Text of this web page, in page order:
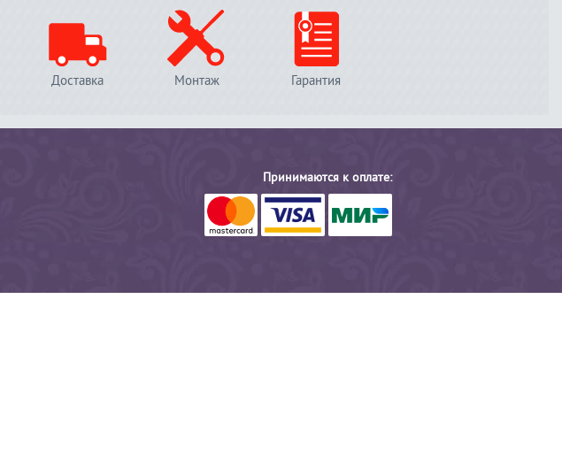
Доставка Монтаж Гарантия
Принимаются к оплате: